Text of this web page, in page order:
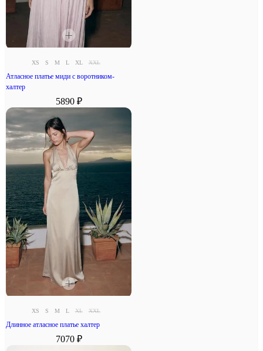
XS S M L XL XXL
Атласное платье миди с воротником-
халтер
5890 ₽
XS S M L XL XXL
Длинное атласное платье халтер
7070 ₽